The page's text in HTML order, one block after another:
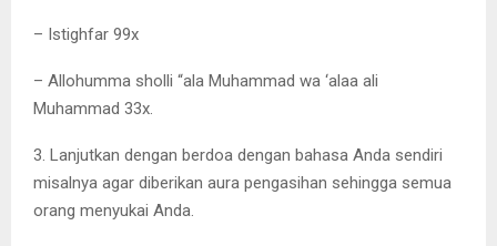
– Istighfar 99x
– Allohumma sholli “ala Muhammad wa ‘alaa ali
Muhammad 33x.
3. Lanjutkan dengan berdoa dengan bahasa Anda sendiri
misalnya agar diberikan aura pengasihan sehingga semua
orang menyukai Anda.